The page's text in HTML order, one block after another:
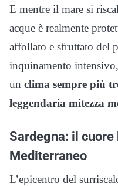
E mentre il mare si
acque è realmente
affollato e sfruttato del
inquinamento
un clima sempre più
leggendaria mitezza
Sardegna: il cuore
Mediterraneo
L’epicentro del